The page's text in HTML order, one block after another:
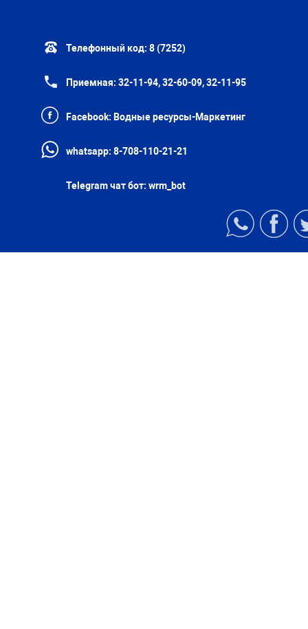
Телефонный код: 8 (7252)
Приемная: 32-11-94, 32-60-09, 32-11-95
Facebook: Водные ресурсы-Маркетинг
whatsapp: 8-708-110-21-21
Telegram чат бот: wrm_bot